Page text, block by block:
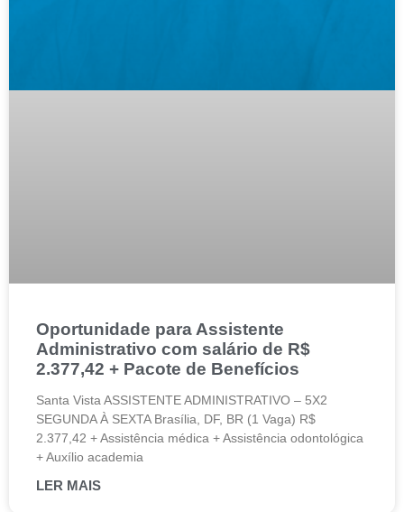
Oportunidade para Assistente
Administrativo com salário de R$
2.377,42 + Pacote de Benefícios
Santa Vista ASSISTENTE ADMINISTRATIVO – 5X2
SEGUNDA À SEXTA Brasília, DF, BR (1 Vaga) R$
2.377,42 + Assistência médica + Assistência odontológica
+ Auxílio academia
LER MAIS